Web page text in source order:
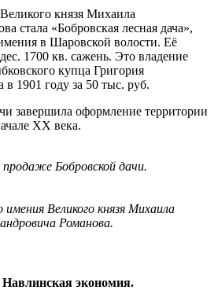
князя Михаила
стала «Бобровская лесная дача»,
в Шаровской волости. Её
1700 кв. сажень. Это владение
купца Григория
1901 году за 50 тыс. руб.
завершила оформление территории
XX века.
Бобровской дачи.
имения Великого князя Михаила
Романова.
экономия.